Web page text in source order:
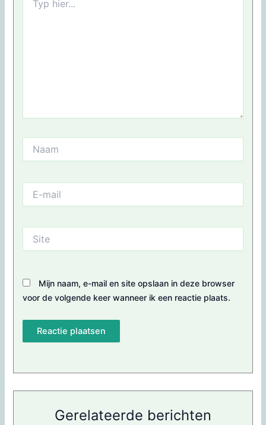
hier...
mail
Mijn naam, e-mail en site opslaan in deze browser
voor de volgende keer wanneer ik een reactie plaats.
Gerelateerde berichten